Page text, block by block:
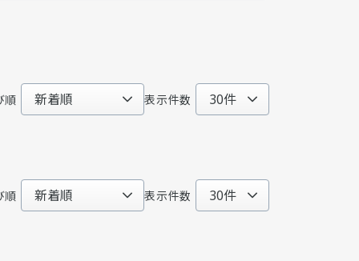
順 表示件数
順 表示件数